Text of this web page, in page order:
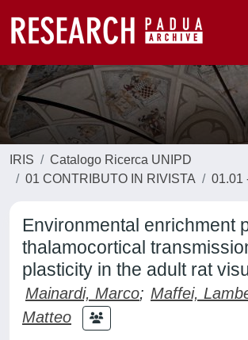
IRIS
Catalogo Ricerca UNIPD
01 CONTRIBUTO IN RIVISTA
01.01
Environmental enrichment
thalamocortical
plasticity in the adult rat
Mainardi, Marco; Maffei,
Matteo